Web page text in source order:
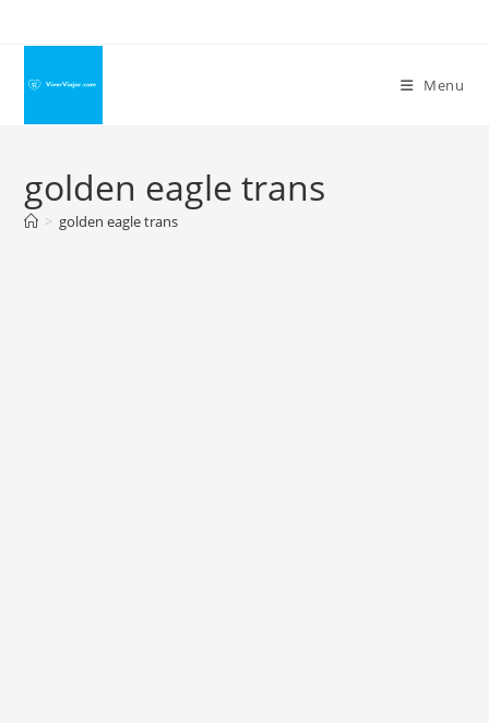
conteúdo
Menu
golden eagle trans
> golden eagle trans